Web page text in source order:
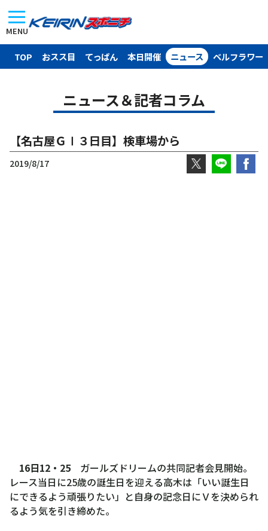
MENU
TOP おスス目 てっぱん 本日開催 ニュース ベルフラワー
ニュース＆記者コラム
【名古屋ＧⅠ３日目】検車場から
2019/8/17
16日12・25 ガールズドリームの共同記者会見開始。
レース当日に25歳の誕生日を迎える高木は「いい誕生日
にできるよう頑張りたい」と自身の記念日にＶを決められ
るよう気を引き締めた。